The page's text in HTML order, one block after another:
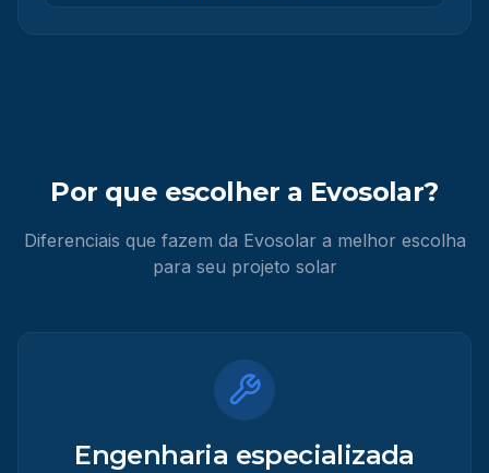
Por que escolher a Evosolar?
Diferenciais que fazem da Evosolar a melhor escolha
para seu projeto solar
Engenharia especializada